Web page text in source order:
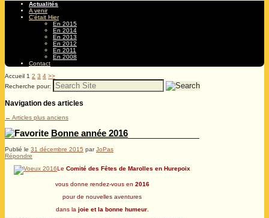
Actualités
A venir
C’était Hier
En 2015
En 2014
En 2013
En 2012
En 2011
En 2008
Contact
Accueil 1 2 3 4 >>
Recherche pour:
Navigation des articles
← Articles plus anciens
Bonne année 2016
Publié le 31 décembre 2015 parJoPas
Répondre
Le Comité des Fêtes de Marolles en Hurepoix
vous donne rendez-vous en 2016
pour de nouvelles aventures
dans la joie et la bonne humeur.